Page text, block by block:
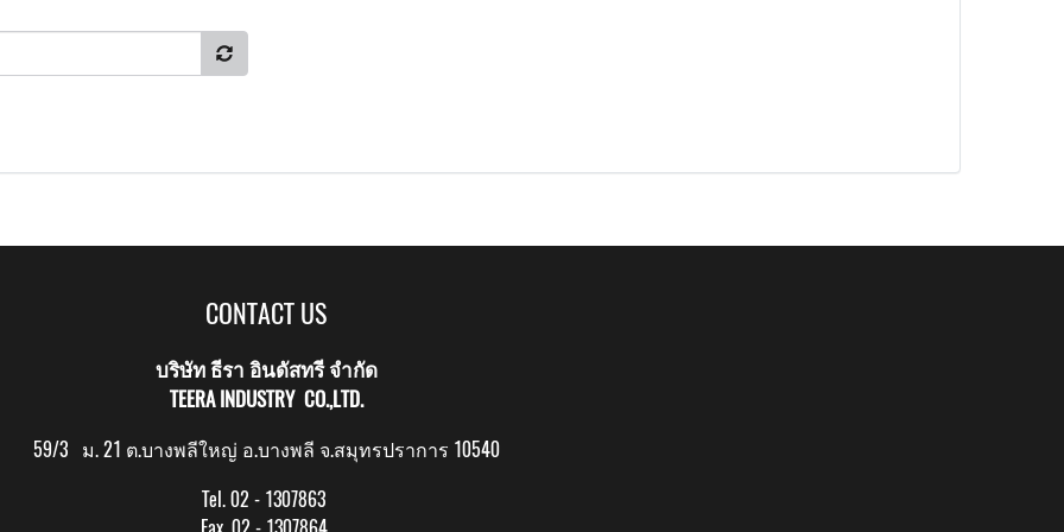
CONTACT US
บริษัท ธีรา อินดัสทรี จำกัด
TEERA INDUSTRY CO.,LTD.
59/3 ม. 21 ต.บางพลีใหญ่ อ.บางพลี จ.สมุทรปราการ 10540
Tel. 02 - 1307863